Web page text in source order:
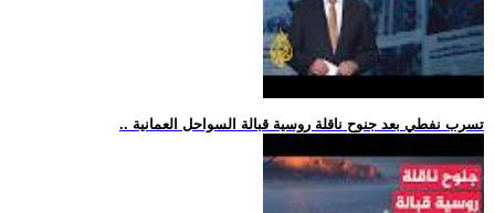
.. تسرب نفطي بعد جنوح ناقلة روسية قبالة السواحل العمانية